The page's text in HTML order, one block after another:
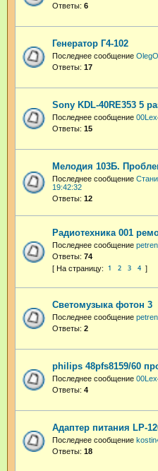
Ответы: 6
Генератор Г4-102
Последнее сообщение OlegO
Ответы: 17
Sony KDL-40RE353 5
Последнее сообщение
Ответы: 15
Мелодия 103Б.
Последнее сообщение
19:42:32
Ответы: 12
Радиотехника 001
Последнее сообщение
Ответы: 74
1 2 3 4
Светомузыка фотон 3
Последнее сообщение
Ответы: 2
philips 48pfs8159/60
Последнее сообщение
Ответы: 4
Адаптер питания LP-
Последнее сообщение
Ответы: 18